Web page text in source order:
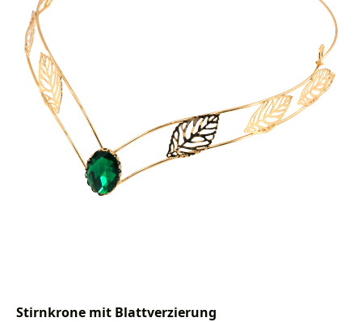
Stirnkrone mit Blattverzierung